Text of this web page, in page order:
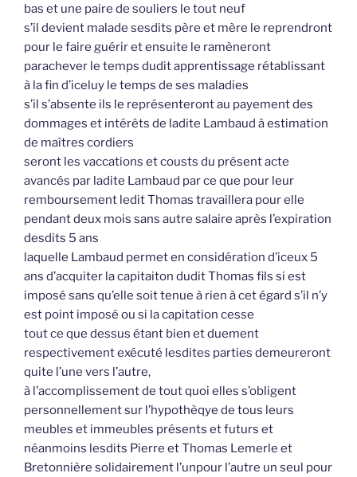
bas et une paire de souliers le tout neuf
s’il devient malade sesdits père et mère le reprendront
pour le faire guérir et ensuite le ramèneront
parachever le temps dudit apprentissage rétablissant
à la fin d’iceluy le temps de ses maladies
s’il s’absente ils le représenteront au payement des
dommages et intérêts de ladite Lambaud à estimation
de maîtres cordiers
seront les vaccations et cousts du présent acte
avancés par ladite Lambaud par ce que pour leur
remboursement ledit Thomas travaillera pour elle
pendant deux mois sans autre salaire après l’expiration
desdits 5 ans
laquelle Lambaud permet en considération d’iceux 5
ans d’acquiter la capitaiton dudit Thomas fils si est
imposé sans qu’elle soit tenue à rien à cet égard s’il n’y
est point imposé ou si la capitation cesse
tout ce que dessus étant bien et duement
respectivement exécuté lesdites parties demeureront
quite l’une vers l’autre,
à l’accomplissement de tout quoi elles s’obligent
personnellement sur l’hypothèqye de tous leurs
meubles et immeubles présents et futurs et
néanmoins lesdits Pierre et Thomas Lemerle et
Bretonnière solidairement l’unpour l’autre un seul pour